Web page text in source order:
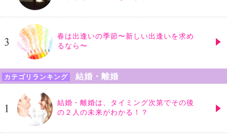
春は出逢いの季節〜新しい出逢いを求め
るなら〜
カテゴリランキング 結婚・離婚
結婚・離婚は、タイミング次第でその後
の２人の未来がわかる！？